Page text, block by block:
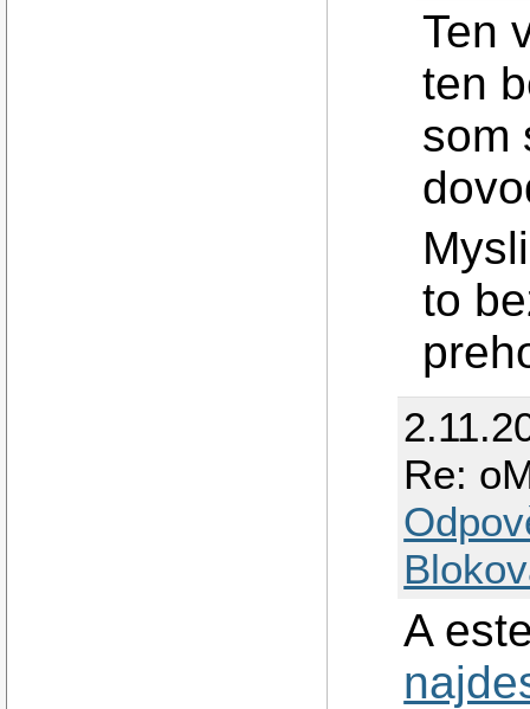
Ten
ten
som
to
Re:
A